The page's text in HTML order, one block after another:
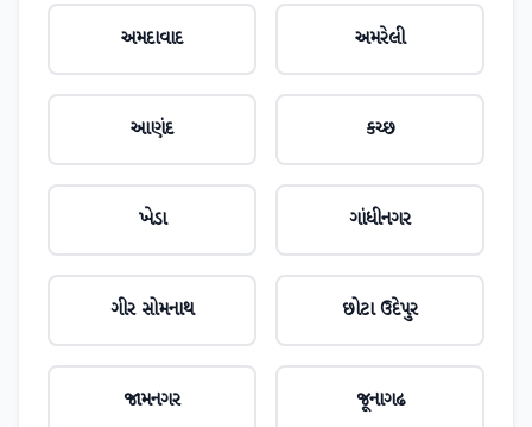
અમદાવાદ અમરેલી
આણંદ કચ્છ
ખેડા ગાંધીનગર
ગીર સોમનાથ છોટા ઉદેપુર
જામનગર જૂનાગઢ